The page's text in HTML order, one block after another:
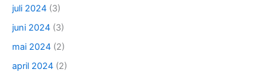
juli 2024 (3)
juni 2024 (3)
mai 2024 (2)
april 2024 (2)